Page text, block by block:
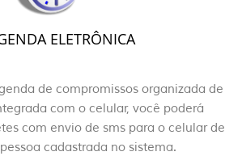
ELETRÔNICA
de compromissos organizada de
com o celular, você poderá
com envio de sms para o celular de
cadastrada no sistema.